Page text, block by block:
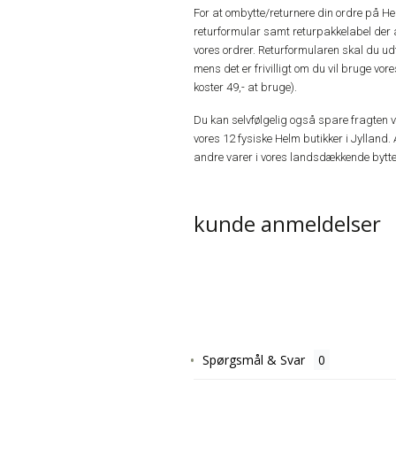
For at ombytte/returnere din ordre på
returformular samt returpakkelabel der
vores ordrer. Returformularen skal du
mens det er frivilligt om du vil bruge
koster 49,- at bruge).
Du kan selvfølgelig også spare fragten
vores 12 fysiske Helm butikker i
andre varer i vores landsdækkende
kunde anmeldelser
Spørgsmål & Svar